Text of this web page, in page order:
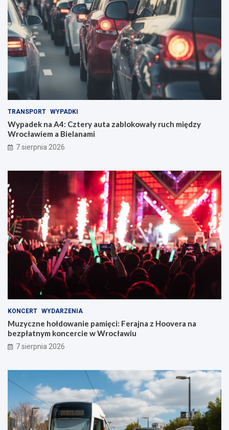
TRANSPORT WYPADKI
Wypadek na A4: Cztery auta zablokowały ruch między
Wrocławiem a Bielanami
7 sierpnia 2026
KONCERT WYDARZENIA
Muzyczne hołdowanie pamięci: Ferajna z Hoovera na
bezpłatnym koncercie w Wrocławiu
7 sierpnia 2026